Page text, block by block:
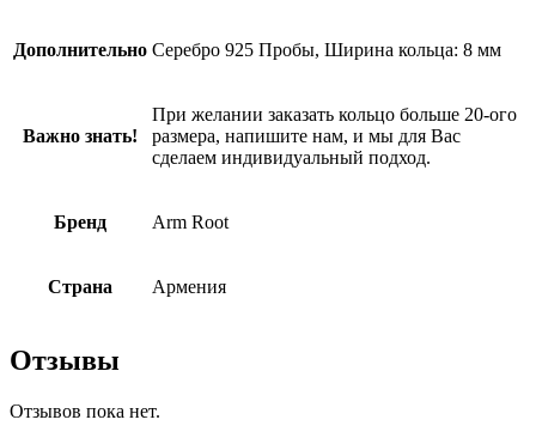
Дополнительно Серебро 925 Пробы, Ширина кольца: 8 мм
Важно знать!
При желании заказать кольцо больше 20-ого
размера, напишите нам, и мы для Вас
сделаем индивидуальный подход.
Бренд Arm Root
Страна Армения
Отзывы
Отзывов пока нет.